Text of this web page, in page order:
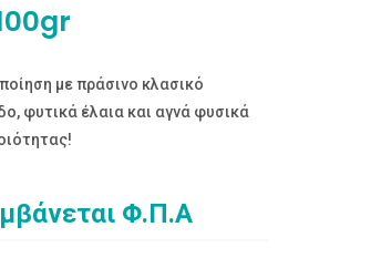
με πράσινο κλασικό
φυτικά έλαια και αγνά φυσικά
Φ.Π.Α